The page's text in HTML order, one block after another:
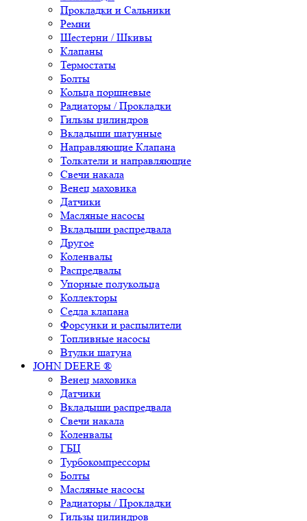
Прокладки и Сальники
Ремни
Шестерни / Шкивы
Клапаны
Термостаты
Болты
Кольца поршневые
Радиаторы / Прокладки
Гильзы цилиндров
Вкладыши шатунные
Направляющие Клапана
Толкатели и направляющие
Свечи накала
Венец маховика
Датчики
Масляные насосы
Вкладыши распредвала
Другое
Коленвалы
Распредвалы
Упорные полукольца
Коллекторы
Седла клапана
Форсунки и распылители
Топливные насосы
Втулки шатуна
JOHN DEERE ®
Венец маховика
Датчики
Вкладыши распредвала
Свечи накала
Коленвалы
ГБЦ
Турбокомпрессоры
Болты
Масляные насосы
Радиаторы / Прокладки
Гильзы цилиндров